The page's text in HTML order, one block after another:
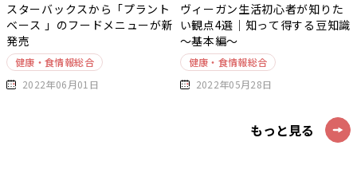
スターバックスから「プラント
ベース 」のフードメニューが新
発売
健康・食情報総合
2022年06月01日
ヴィーガン生活初心者が知りた
い観点4選｜知って得する豆知識
～基本編～
健康・食情報総合
2022年05月28日
もっと見る